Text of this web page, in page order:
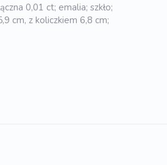
0,01 ct; emalia; szkło;
cm, z koliczkiem 6,8 cm;